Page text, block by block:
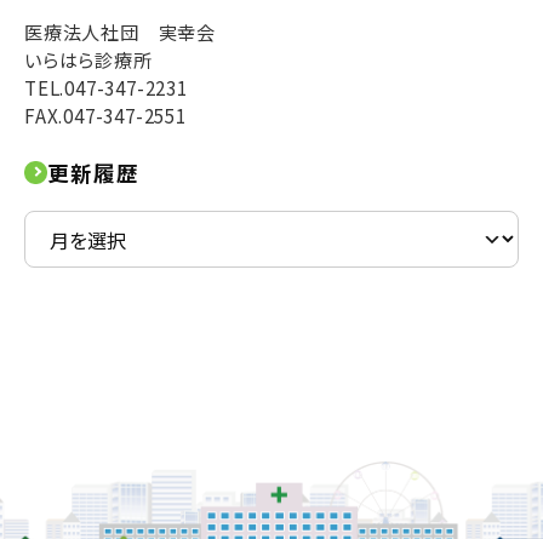
医療法人社団 実幸会
いらはら診療所
TEL.047-347-2231
FAX.047-347-2551
更新履歴